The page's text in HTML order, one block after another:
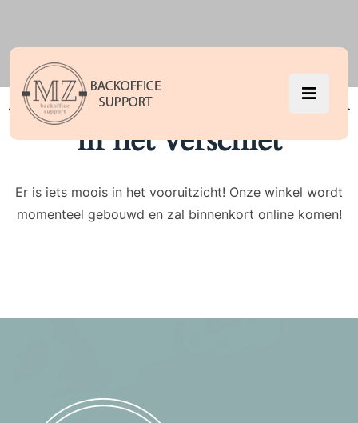
Er zijn geweldige dingen
in het verschiet
Er is iets moois in het vooruitzicht! Onze winkel wordt
momenteel gebouwd en zal binnenkort online komen!